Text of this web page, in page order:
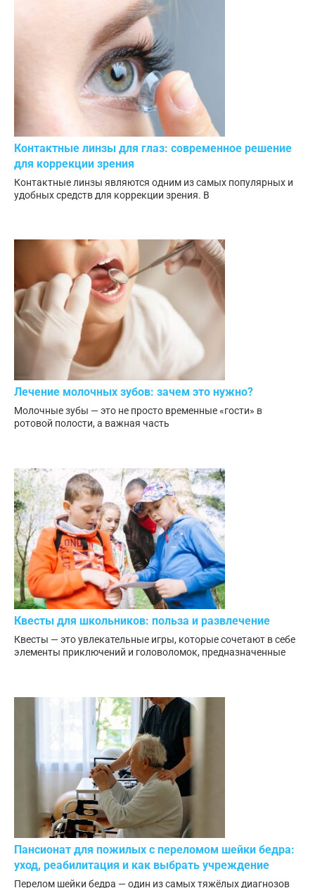
Контактные линзы для глаз: современное решение
для коррекции зрения
Контактные линзы являются одним из самых популярных и
удобных средств для коррекции зрения. В
Лечение молочных зубов: зачем это нужно?
Молочные зубы — это не просто временные «гости» в
ротовой полости, а важная часть
Квесты для школьников: польза и развлечение
Квесты — это увлекательные игры, которые сочетают в себе
элементы приключений и головоломок, предназначенные
Пансионат для пожилых с переломом шейки бедра:
уход, реабилитация и как выбрать учреждение
Перелом шейки бедра — один из самых тяжёлых диагнозов